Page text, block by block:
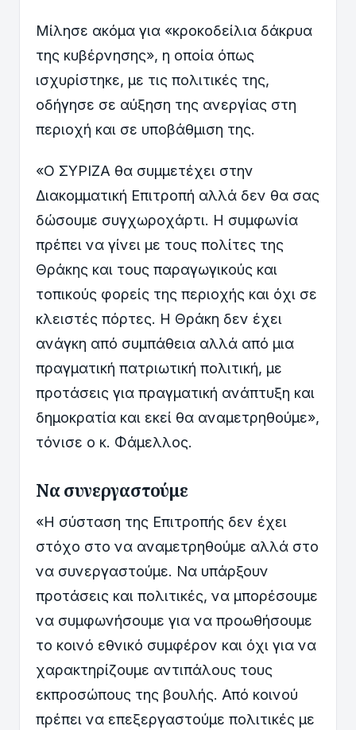
Μίλησε ακόμα για «κροκοδείλια δάκρυα
της κυβέρνησης», η οποία όπως
ισχυρίστηκε, με τις πολιτικές της,
οδήγησε σε αύξηση της ανεργίας στη
περιοχή και σε υποβάθμιση της.
«Ο ΣΥΡΙΖΑ θα συμμετέχει στην
Διακομματική Επιτροπή αλλά δεν θα σας
δώσουμε συγχωροχάρτι. Η συμφωνία
πρέπει να γίνει με τους πολίτες της
Θράκης και τους παραγωγικούς και
τοπικούς φορείς της περιοχής και όχι σε
κλειστές πόρτες. Η Θράκη δεν έχει
ανάγκη από συμπάθεια αλλά από μια
πραγματική πατριωτική πολιτική, με
προτάσεις για πραγματική ανάπτυξη και
δημοκρατία και εκεί θα αναμετρηθούμε»,
τόνισε ο κ. Φάμελλος.
Να συνεργαστούμε
«Η σύσταση της Επιτροπής δεν έχει
στόχο στο να αναμετρηθούμε αλλά στο
να συνεργαστούμε. Να υπάρξουν
προτάσεις και πολιτικές, να μπορέσουμε
να συμφωνήσουμε για να προωθήσουμε
το κοινό εθνικό συμφέρον και όχι για να
χαρακτηρίζουμε αντιπάλους τους
εκπροσώπους της βουλής. Από κοινού
πρέπει να επεξεργαστούμε πολιτικές με